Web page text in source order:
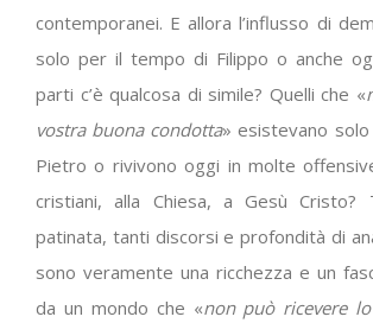
contemporanei. E allora l’influsso di
solo per il tempo di Filippo o anche
parti c’è qualcosa di simile? Quelli che «
vostra buona condotta» esistevano
Pietro o rivivono oggi in molte
cristiani, alla Chiesa, a Gesù Cristo?
patinata, tanti discorsi e profondità di
sono veramente una ricchezza e un
da un mondo che «non può ricevere